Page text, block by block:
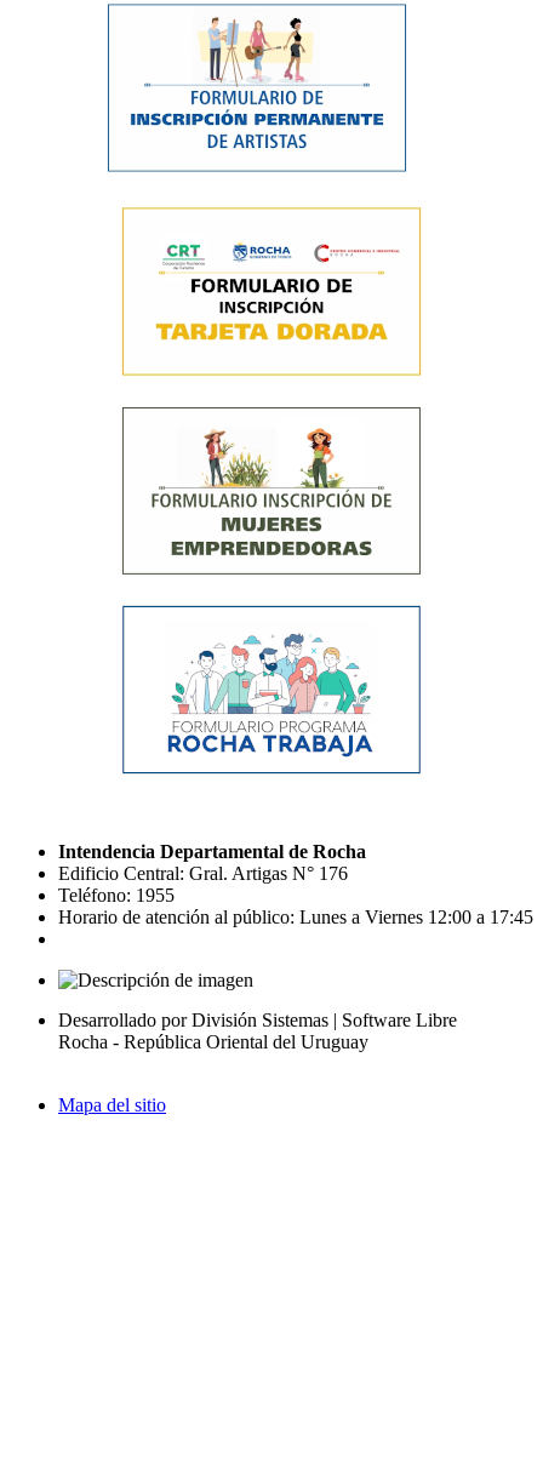
Intendencia Departamental de Rocha
Edificio Central: Gral. Artigas N° 176
Teléfono: 1955
Horario de atención al público: Lunes a Viernes 12:00 a 17:45
Desarrollado por División Sistemas | Software Libre
Rocha - República Oriental del Uruguay
Mapa del sitio